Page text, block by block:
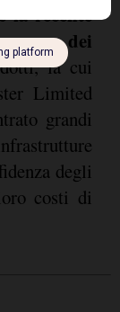
la recente
e dei
la cui
Limited
grandi
degli
costi di